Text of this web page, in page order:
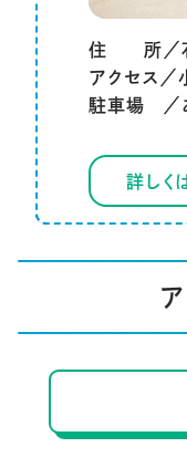
住 所／石
アクセス／
駐車場 ／
詳しく